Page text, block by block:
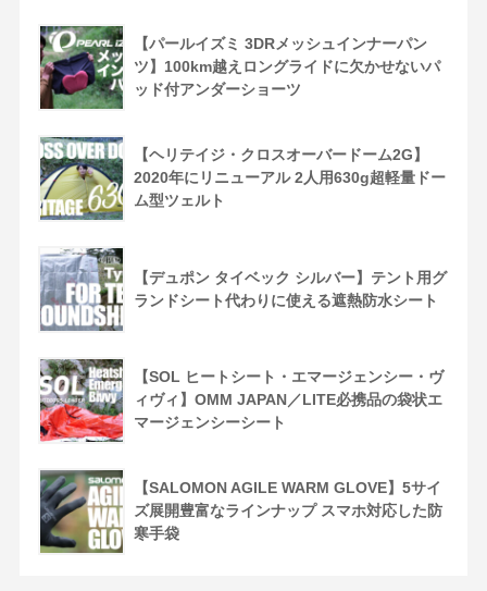
【パールイズミ 3DRメッシュインナーパン
ツ】100km越えロングライドに欠かせないパ
ッド付アンダーショーツ
【ヘリテイジ・クロスオーバードーム2G】
2020年にリニューアル 2人用630g超軽量ドー
ム型ツェルト
【デュポン タイベック シルバー】テント用グ
ランドシート代わりに使える遮熱防水シート
【SOL ヒートシート・エマージェンシー・ヴ
ィヴィ】OMM JAPAN／LITE必携品の袋状エ
マージェンシーシート
【SALOMON AGILE WARM GLOVE】5サイ
ズ展開豊富なラインナップ スマホ対応した防
寒手袋